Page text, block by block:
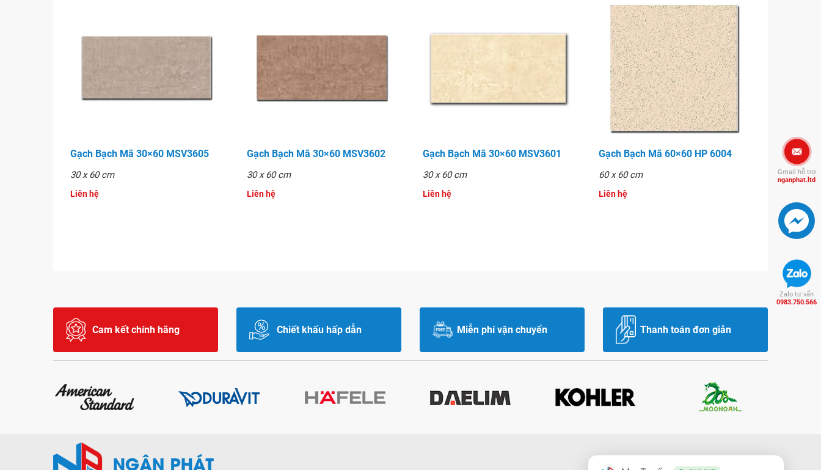
Gạch Bạch Mã 30×60 MSV3605
30 x 60 cm
Liên hệ
Gạch Bạch Mã 30×60 MSV3602
30 x 60 cm
Liên hệ
Gạch Bạch Mã 30×60 MSV3601
30 x 60 cm
Liên hệ
Gạch Bạch Mã 60×60 HP 6004
60 x 60 cm
Liên hệ
Cam kết chính hãng Chiết khấu hấp dẫn Miễn phí vận chuyển Thanh toán đơn giản
Gmail hỗ trợ
nganphat.ltd
Zalo tư vấn
0983.750.566